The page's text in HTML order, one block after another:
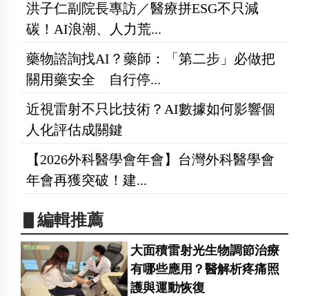
洪子仁副院長專訪／醫療拼ESG不只減
碳！AI浪潮、人力荒...
藥物諮詢找AI？藥師：「第二步」必做把
關用藥安全 自行停...
近視雷射不只比技術？AI數據如何影響個
人化評估成關鍵
【2026外科醫學會年會】台灣外科醫學會
年會再獲突破！建...
▋編輯推薦
大面積雷射光生物調節治療
有哪些應用？醫解析疼痛照
護與運動恢復